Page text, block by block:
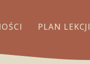
PLAN LEKCJI